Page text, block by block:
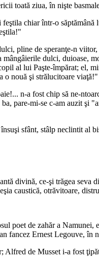
toată ziua, în nişte
chiar într-o
pline de speranţe-n
dulci, duioase,
al lui Paşte-împărat; el,
o nouă şi strălucitoare viaţă!"
n-a fost chip să ne-
pare-mi-se c-am auzit
sfânt, stâlp neclintit al
divină, ce-şi trăgea
caustică, otrăvitoare,
poet de zahăr a Namunei,
fancez Ernest Legouve, în
Alfred de Musset i-a fost